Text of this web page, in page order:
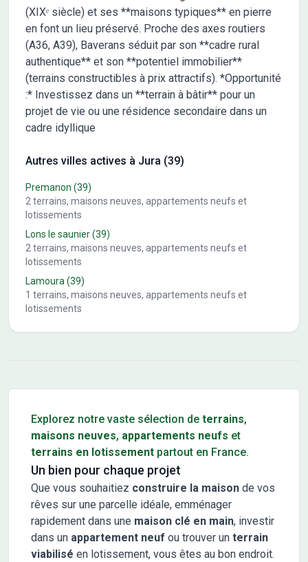
(XIXᵉ siècle) et ses **maisons typiques** en pierre
en font un lieu préservé. Proche des axes routiers
(A36, A39), Baverans séduit par son **cadre rural
authentique** et son **potentiel immobilier**
(terrains constructibles à prix attractifs). *Opportunité
:* Investissez dans un **terrain à bâtir** pour un
projet de vie ou une résidence secondaire dans un
cadre idyllique
Autres villes actives à Jura (39)
Premanon (39)
2terrains, maisons neuves, appartements neufs et
lotissements
Lons le saunier(39)
2terrains, maisons neuves, appartements neufs et
lotissements
Lamoura(39)
1 terrains, maisons neuves, appartements neufs et
lotissements
Explorez notre vaste sélection de terrains,
maisons neuves, appartements neufs et
terrains en lotissement partout en France.
Un bien pour chaque projet
Que vous souhaitiez construire la maison de vos
rêves sur une parcelle idéale, emménager
rapidement dans une maison clé en main, investir
dans un appartement neuf ou trouver un terrain
viabilisé en lotissement, vous êtes au bon endroit.